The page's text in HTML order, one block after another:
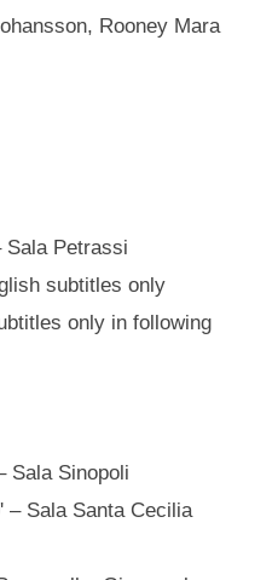
Rooney Mara
Sala Petrassi
subtitles only
only in following
Sala Sinopoli
– Sala Santa Cecilia